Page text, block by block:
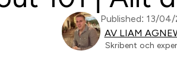
Published: 13/04/
AV LIAM
Skribent och